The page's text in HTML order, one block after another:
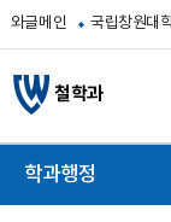
와글메인 국립창원대
철학과
학과행정